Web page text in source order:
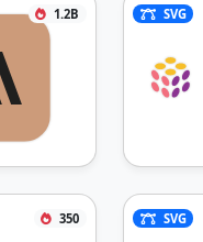
1.2B SVG
350 SVG